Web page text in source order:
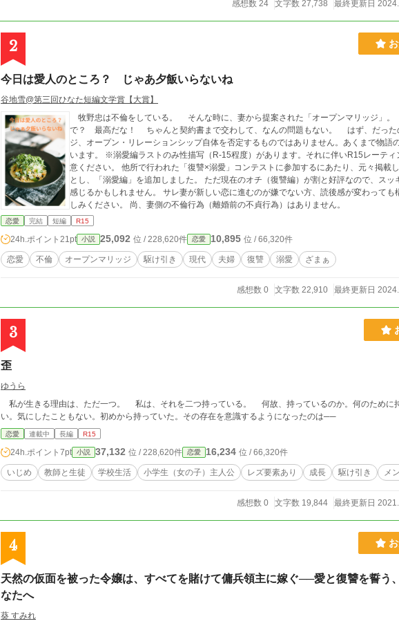
感想数 24 文字数 27,738 最終更新日
2
今日は愛人のところ？ じゃあ夕飯いらないね
谷地雪@第三回ひなた短編文学賞【大賞】
牧野忠は不倫をしている。 そんな時に、妻から提案された「オープンマリッジ」
で？ 最高だな！ ちゃんと契約書まで交わして、なんの問題もない。 はず、だったのに。 ※オープンマリッ
ジ、オープン・リレーションシップ自体を否定するものではありません。あくまで物語
います。 ※溺愛編ラストのみ性描写（R-15程度）があります。それに伴いR15レーティ
意ください。 他所で行われた「復讐×溺愛」コンテストに参加するにあたり、元々掲載していた部分を「復讐編」
とし、「溺愛編」を追加しました。 ただ現在のオチ（復讐編）が割と好評なので、スッ
感じるかもしれません。 サレ妻が新しい恋に進むのが嫌でない方、読後感が変わっても
しみください。 尚、妻側の不倫行為（離婚前の不貞行為）はありません。
恋愛 完結 短編 R15
24h.ポイント 21pt 小説 25,092 位 / 228,620件 恋愛 10,895 位 / 66,320件
恋愛 不倫 オープンマリッジ 駆け引き 現代 夫婦 復讐 溺愛 ざまぁ
感想数 0 文字数 22,910 最終更新日
3
歪
ゆうら
私が生きる理由は、ただ一つ。 私は、それを二つ持っている。 何故、持っているのか。何のために持っているのか、知らな
い。気にしたこともない。初めから持っていた。その存在を意識するようになったのは──
恋愛 連載中 長編 R15
24h.ポイント 7pt 小説 37,132 位 / 228,620件 恋愛 16,234 位 / 66,320件
いじめ 教師と生徒 学校生活 小学生（女の子）主人公 レズ要素あり 成長 駆け引き メ
感想数 0 文字数 19,844 最終更新日
4
天然の仮面を被った令嬢は、すべてを賭けて傭兵領主に嫁ぐ──愛と復讐を誓う
なたへ
葵 すみれ